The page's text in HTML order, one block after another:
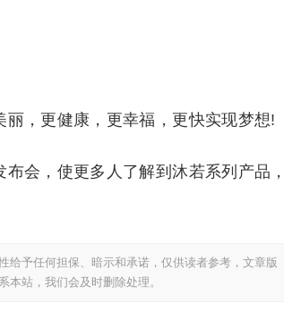
，更健康，更幸福，更快实现梦想!
会，使更多人了解到沐若系列产品，
给予任何担保、暗示和承诺，仅供读者参考，文章版
站，我们会及时删除处理。